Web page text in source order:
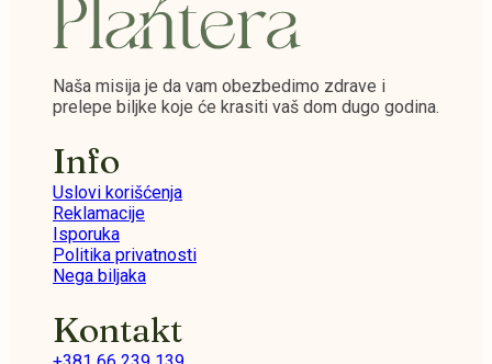
Naša misija je da vam obezbedimo zdrave i
prelepe biljke koje će krasiti vaš dom dugo godina.
Info
Uslovi korišćenja
Reklamacije
Isporuka
Politika privatnosti
Nega biljaka
Kontakt